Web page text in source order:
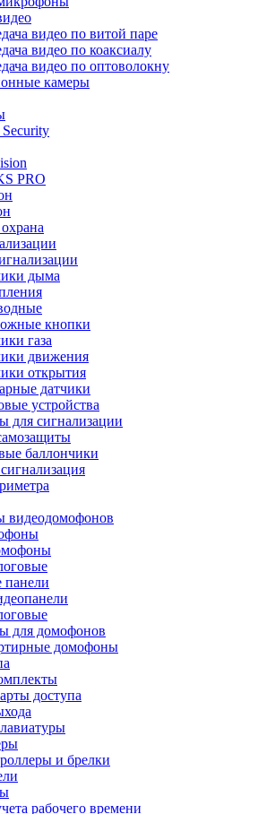
видео по витой паре
видео по коаксиалу
видео по оптоволокну
камеры
PRO
дыма
кнопки
газа
движения
открытия
датчики
устройства
для сигнализации
баллончики
видеодомофонов
для домофонов
домофоны
доступа
и брелки
рабочего времени